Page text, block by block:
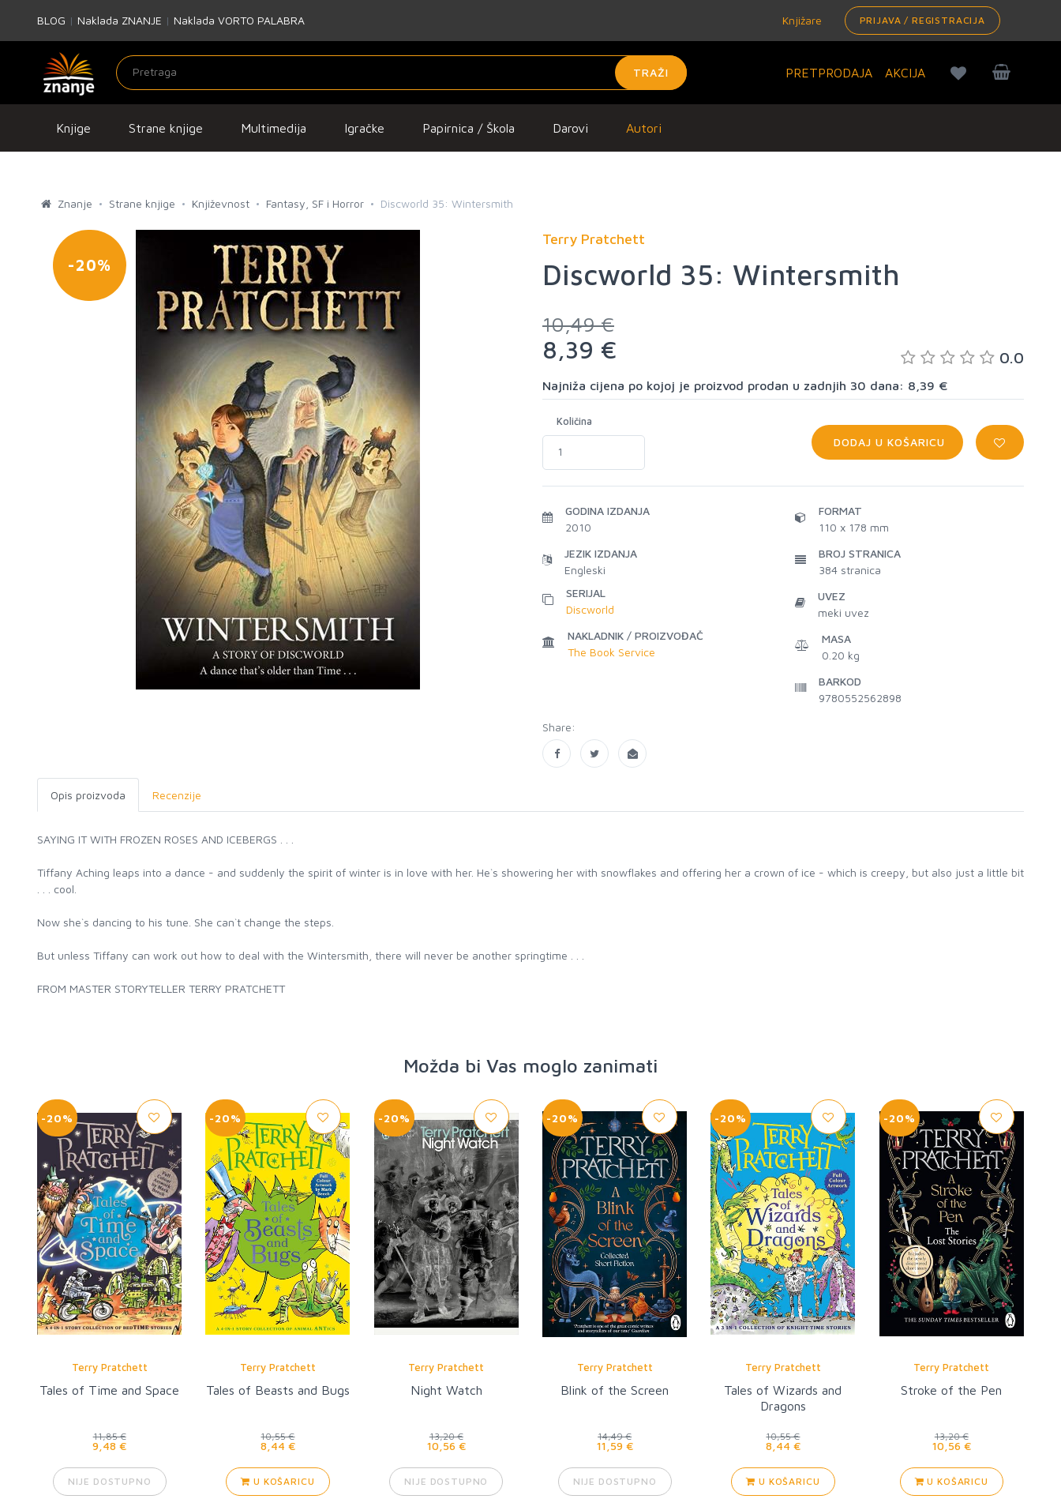
BLOG | Naklada ZNANJE | Naklada VORTO PALABRA Knjižare PRIJAVA / REGISTRACIJA
TRAŽI PRETPRODAJA AKCIJA
Knjige Strane knjige Multimedija Igračke Papirnica / Škola Darovi Autori
Znanje Strane knjige Književnost Fantasy, SF i Horror Discworld 35: Wintersmith
-20%
Terry Pratchett
Discworld 35: Wintersmith
10,49 €
8,39 € 0.0
Najniža cijena po kojoj je proizvod prodan u zadnjih 30 dana: 8,39 €
Količina
DODAJ U KOŠARICU
GODINA IZDANJA
2010
JEZIK IZDANJA
Engleski
SERIJAL
Discworld
NAKLADNIK / PROIZVOĐAČ
The Book Service
FORMAT
110 x 178 mm
BROJ STRANICA
384 stranica
UVEZ
meki uvez
MASA
0.20 kg
BARKOD
9780552562898
Share:
Opis proizvoda Recenzije
SAYING IT WITH FROZEN ROSES AND ICEBERGS . . .
Tiffany Aching leaps into a dance - and suddenly the spirit of winter is in love with her. He`s showering her with snowflakes and offering her a crown of ice - which is creepy, but also just a little bit
. . . cool.
Now she`s dancing to his tune. She can`t change the steps.
But unless Tiffany can work out how to deal with the Wintersmith, there will never be another springtime . . .
FROM MASTER STORYTELLER TERRY PRATCHETT
Možda bi Vas moglo zanimati
-20%
Terry Pratchett
Tales of Time and Space
11,85 €
9,48 €
NIJE DOSTUPNO
-20%
Terry Pratchett
Tales of Beasts and Bugs
10,55 €
8,44 €
U KOŠARICU
-20%
Terry Pratchett
Night Watch
13,20 €
10,56 €
NIJE DOSTUPNO
-20%
Terry Pratchett
Blink of the Screen
14,49 €
11,59 €
NIJE DOSTUPNO
-20%
Terry Pratchett
Tales of Wizards and
Dragons
10,55 €
8,44 €
U KOŠARICU
-20%
Terry Pratchett
Stroke of the Pen
13,20 €
10,56 €
U KOŠARICU